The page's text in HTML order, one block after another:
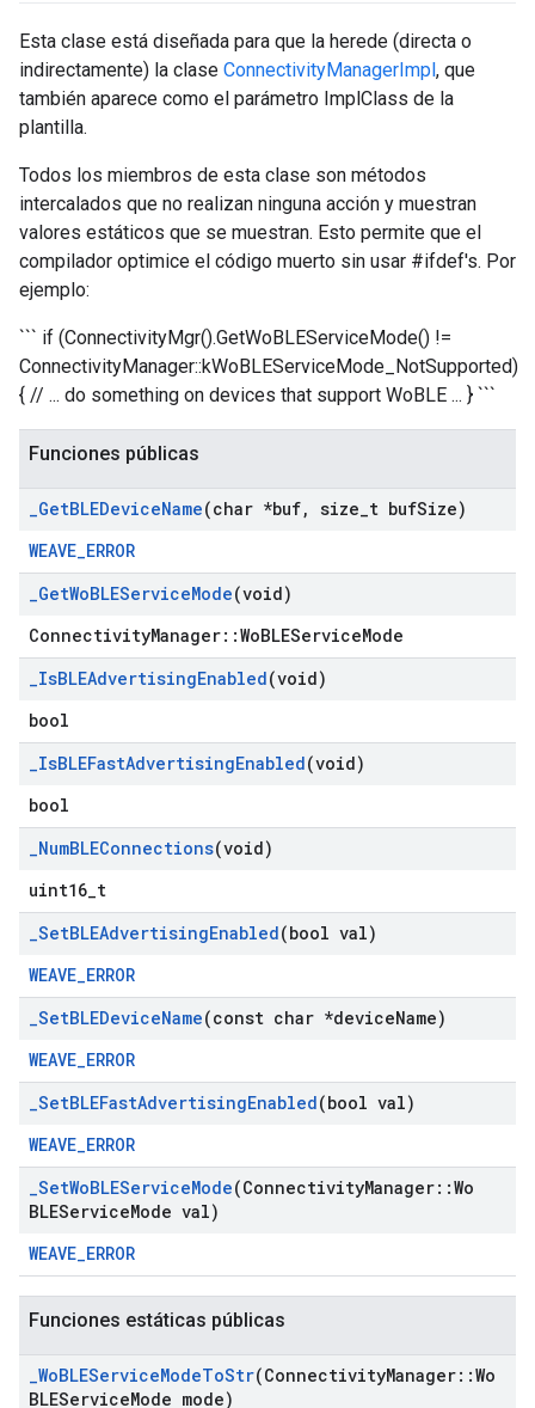
Esta clase está diseñada para que la herede (directa o
indirectamente) la clase ConnectivityManagerImpl, que
también aparece como el parámetro ImplClass de la
plantilla.
Todos los miembros de esta clase son métodos
intercalados que no realizan ninguna acción y muestran
valores estáticos que se muestran. Esto permite que el
compilador optimice el código muerto sin usar #ifdef's. Por
ejemplo:
``` if (ConnectivityMgr().GetWoBLEServiceMode() !=
ConnectivityManager::kWoBLEServiceMode_NotSupported)
{ // ... do something on devices that support WoBLE ... } ```
Funciones públicas
_GetBLEDeviceName(char *buf, size t bufSize)
WEAVE_ERROR
_GetWoBLEServiceMode(void)
ConnectivityManager::WoBLEServiceMode
_IsBLEAdvertisingEnabled(void)
bool
_IsBLEFastAdvertisingEnabled(void)
bool
_NumBLEConnections(void)
uint16_t
_SetBLEAdvertisingEnabled(bool val)
WEAVE_ERROR
_SetBLEDeviceName(const char *deviceName)
WEAVE_ERROR
_SetBLEFastAdvertisingEnabled(bool val)
WEAVE_ERROR
_SetWoBLEServiceMode(ConnectivityManager::Wo
BLEServiceMode val)
WEAVE_ERROR
Funciones estáticas públicas
_WoBLEServiceModeToStr(ConnectivityManager::Wo
BLEServiceMode mode)